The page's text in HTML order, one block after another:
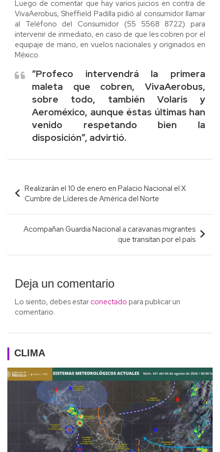
Luego de comentar que hay varios juicios en contra de
VivaAerobus, Sheffield Padilla pidió al consumidor llamar
al Teléfono del Consumidor (55 5568 8722) para
intervenir de inmediato, en caso de que les cobren por el
equipaje de mano, en vuelos nacionales y originados en
México.
“Profeco intervendrá la primera
maleta que cobren, VivaAerobus,
sobre todo, también Volaris y
Aeroméxico, aunque éstas últimas han
venido respetando bien la
disposición”, advirtió.
Navegación
de
entradas
Realizarán el 10 de enero en Palacio Nacional el X
Cumbre de Líderes de América del Norte
Acompañan Guardia Nacional a caravanas migrantes
que transitan por el país
Deja un comentario
Lo siento, debes estar conectado para publicar un
comentario.
CLIMA